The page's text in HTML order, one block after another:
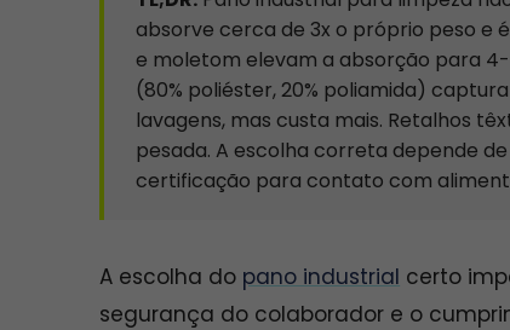
absorve cerca de 3x o próprio peso e
e moletom elevam a absorção para
(80% poliéster, 20% poliamida)
lavagens, mas custa mais. Retalhos
pesada. A escolha correta depende
certificação para contato com
A escolha do pano industrial certo
segurança do colaborador e o